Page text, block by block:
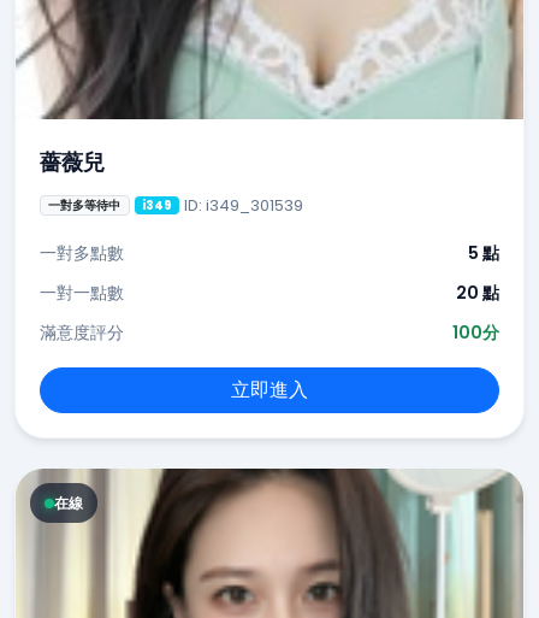
薔薇兒
一對多等待中 i349 ID: i349_301539
一對多點數
5 點
一對一點數
20 點
滿意度評分
100分
立即進入
在線